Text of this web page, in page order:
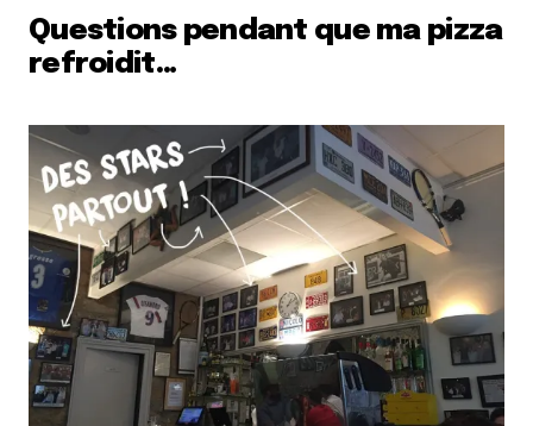
Questions pendant que ma pizza
refroidit…